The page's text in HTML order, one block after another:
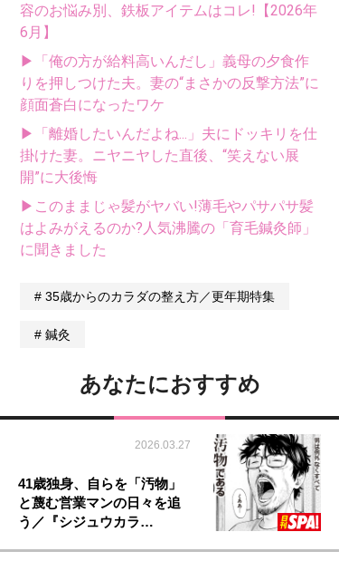
容のお悩み別、鉄板アイテムはコレ!【2026年
6月】
▶「俺の方が給料高いんだし」義母の夕食作
りを押しつけた夫。妻の“まさかの反撃方法”に
顔面蒼白になったワケ
▶「離婚したいんだよね...」夫にドッキリを仕
掛けた妻。ニヤニヤした直後、“笑えない展
開”に大後悔
▶このままじゃ髪がヤバい!薄毛やパサパサ髪
はよみがえるのか?人気沸騰の「育毛鍼灸師」
に聞きました
35歳からのカラダの整え方／更年期特集
鍼灸
あなたにおすすめ
2026.03.27
41歳独身、自らを「汚物」
と蔑む営業マンの日々を追
う／『シジュウカラ…